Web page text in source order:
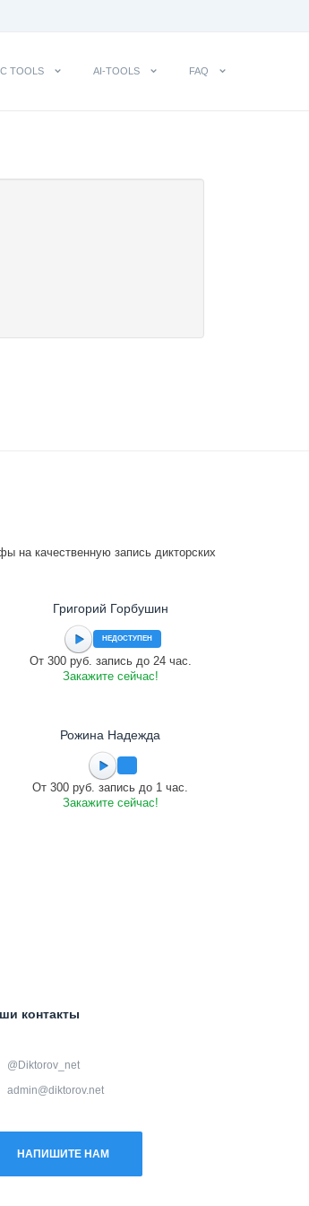
TOOLS AI-TOOLS FAQ
на качественную запись дикторских
Григорий Горбушин
НЕДОСТУПЕН
От 300 руб. запись до 24 час.
Закажите сейчас!
Рожина Надежда
От 300 руб. запись до 1 час.
Закажите сейчас!
контакты
@Diktorov_net
admin@diktorov.net
НАПИШИТЕ НАМ